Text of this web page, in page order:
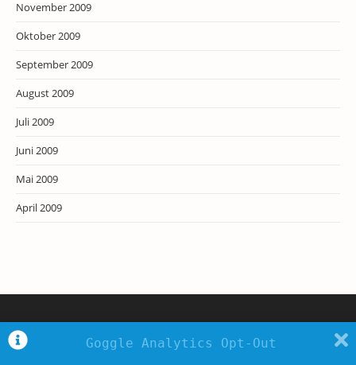
November 2009
Oktober 2009
September 2009
August 2009
Juli 2009
Juni 2009
Mai 2009
April 2009
Goggle Analytics Opt-Out